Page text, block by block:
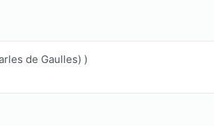
de Gaulles) )